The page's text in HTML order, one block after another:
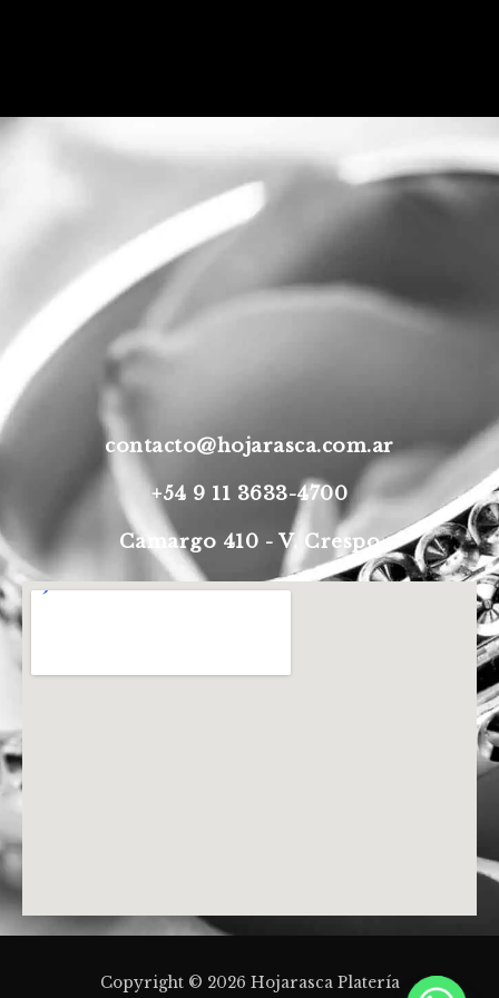
contacto@hojarasca.com.ar
+54 9 11 3633-4700
Camargo 410 - V. Crespo
Copyright © 2026 Hojarasca Platería